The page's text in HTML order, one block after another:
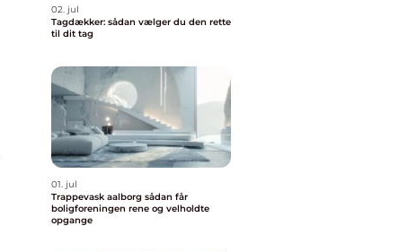
02. jul
Tagdækker: sådan vælger du den rette
til dit tag
01. jul
Trappevask aalborg sådan får
boligforeningen rene og velholdte
opgange